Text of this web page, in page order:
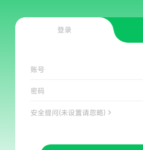
登录
账号
密码
安全提问(未设置请忽略)